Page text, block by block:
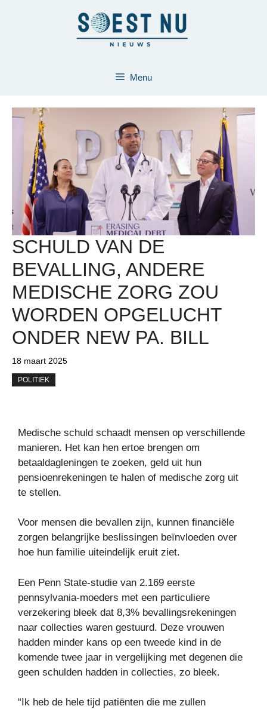
Menu
SCHULD VAN DE
BEVALLING, ANDERE
MEDISCHE ZORG ZOU
WORDEN OPGELUCHT
ONDER NEW PA. BILL
18 maart 2025
POLITIEK
Medische schuld schaadt mensen op verschillende
manieren. Het kan hen ertoe brengen om
betaaldagleningen te zoeken, geld uit hun
pensioenrekeningen te halen of medische zorg uit
te stellen.
Voor mensen die bevallen zijn, kunnen financiële
zorgen belangrijke beslissingen beïnvloeden over
hoe hun familie uiteindelijk eruit ziet.
Een Penn State-studie van 2.169 eerste
pennsylvania-moeders met een particuliere
verzekering bleek dat 8,3% bevallingsrekeningen
naar collecties waren gestuurd. Deze vrouwen
hadden minder kans op een tweede kind in de
komende twee jaar in vergelijking met degenen die
geen schulden hadden in collecties, zo bleek.
“Ik heb de hele tijd patiënten die me zullen